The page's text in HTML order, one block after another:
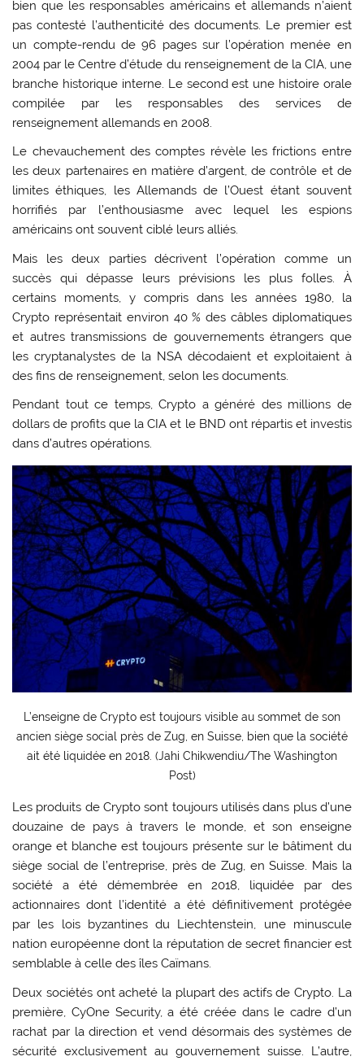
bien que les responsables américains et allemands n’aient
pas contesté l’authenticité des documents. Le premier est
un compte-rendu de 96 pages sur l’opération menée en
2004 par le Centre d’étude du renseignement de la CIA, une
branche historique interne. Le second est une histoire orale
compilée par les responsables des services de
renseignement allemands en 2008.
Le chevauchement des comptes révèle les frictions entre
les deux partenaires en matière d’argent, de contrôle et de
limites éthiques, les Allemands de l’Ouest étant souvent
horrifiés par l’enthousiasme avec lequel les espions
américains ont souvent ciblé leurs alliés.
Mais les deux parties décrivent l’opération comme un
succès qui dépasse leurs prévisions les plus folles. À
certains moments, y compris dans les années 1980, la
Crypto représentait environ 40 % des câbles diplomatiques
et autres transmissions de gouvernements étrangers que
les cryptanalystes de la NSA décodaient et exploitaient à
des fins de renseignement, selon les documents.
Pendant tout ce temps, Crypto a généré des millions de
dollars de profits que la CIA et le BND ont répartis et investis
dans d’autres opérations.
L’enseigne de Crypto est toujours visible au sommet de son
ancien siège social près de Zug, en Suisse, bien que la société
ait été liquidée en 2018. (Jahi Chikwendiu/The Washington
Post)
Les produits de Crypto sont toujours utilisés dans plus d’une
douzaine de pays à travers le monde, et son enseigne
orange et blanche est toujours présente sur le bâtiment du
siège social de l’entreprise, près de Zug, en Suisse. Mais la
société a été démembrée en 2018, liquidée par des
actionnaires dont l’identité a été définitivement protégée
par les lois byzantines du Liechtenstein, une minuscule
nation européenne dont la réputation de secret financier est
semblable à celle des îles Caïmans.
Deux sociétés ont acheté la plupart des actifs de Crypto. La
première, CyOne Security, a été créée dans le cadre d’un
rachat par la direction et vend désormais des systèmes de
sécurité exclusivement au gouvernement suisse. L’autre,